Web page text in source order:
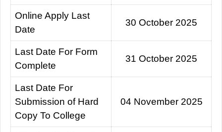
Online Apply Last
Date
30 October 2025
Last Date For Form
Complete
31 October 2025
Last Date For
Submission of Hard
Copy To College
04 November 2025